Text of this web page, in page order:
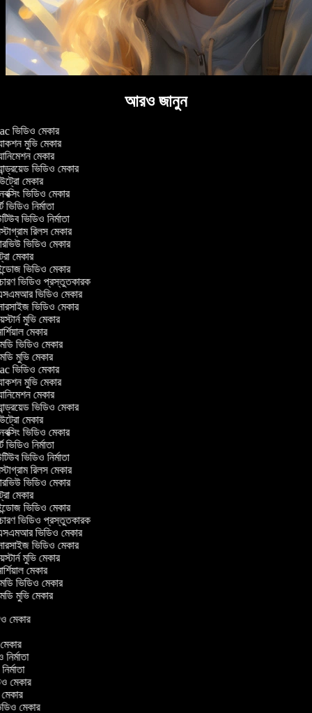
আরও জানুন
ভিডিও মেকার
মুভি মেকার
মেকার
ভিডিও মেকার
মেকার
ভিডিও মেকার
নির্মাতা
ভিডিও নির্মাতা
রিলস মেকার
ভিডিও মেকার
মেকার
ভিডিও মেকার
ভিডিও প্রস্তুতকারক
ভিডিও মেকার
ভিডিও মেকার
মুভি মেকার
মেকার
ভিডিও মেকার
মুভি মেকার
ভিডিও মেকার
মুভি মেকার
মেকার
ভিডিও মেকার
মেকার
ভিডিও মেকার
নির্মাতা
ভিডিও নির্মাতা
রিলস মেকার
ভিডিও মেকার
মেকার
ভিডিও মেকার
ভিডিও প্রস্তুতকারক
ভিডিও মেকার
ভিডিও মেকার
মুভি মেকার
মেকার
ভিডিও মেকার
মুভি মেকার
মেকার
নির্মাতা
মেকার
মেকার
মেকার